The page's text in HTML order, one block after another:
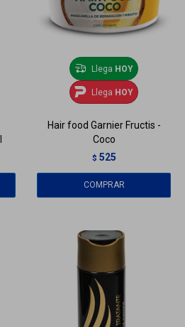
Llega HOY
Llega HOY
Hair food Garnier Fructis -
Coco
$ 525